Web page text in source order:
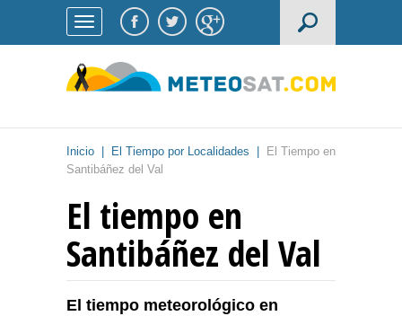
Inicio El Tiempo por Localidades
El Tiempo en
Santibáñez del Val
El tiempo en
Santibáñez del Val
El tiempo meteorológico en